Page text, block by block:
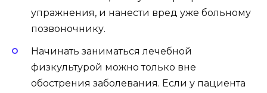
упражнения, и нанести вред уже больному
позвоночнику.
Начинать заниматься лечебной
физкультурой можно только вне
обострения заболевания. Если у пациента